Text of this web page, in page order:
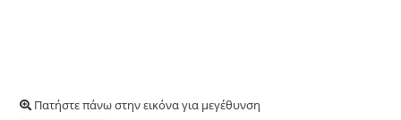
Πατήστε πάνω στην εικόνα για μεγέθυνση